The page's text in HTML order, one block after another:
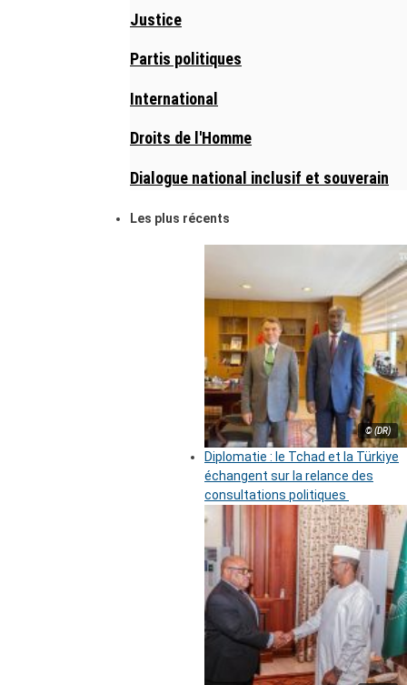
Justice
Partis politiques
International
Droits de l'Homme
Dialogue national inclusif et souverain
Les plus récents
© (DR)
Diplomatie : le Tchad et la Türkiye
échangent sur la relance des
consultations politiques